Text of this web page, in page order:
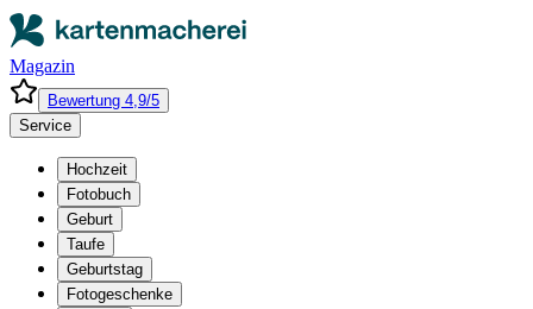
Magazin
Bewertung 4,9/5
Service
Hochzeit
Fotobuch
Geburt
Taufe
Geburtstag
Fotogeschenke